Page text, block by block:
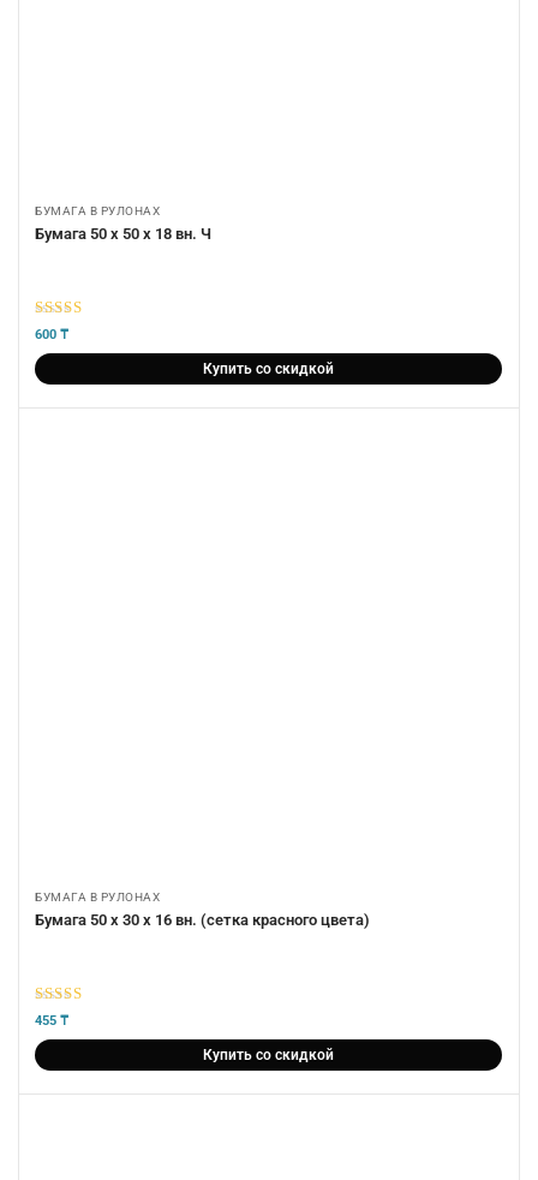
БУМАГА В РУЛОНАХ
Бумага 50 х 50 х 18 вн. Ч
5из 5
600 ₸
Купить со скидкой
БУМАГА В РУЛОНАХ
Бумага 50 х 30 х 16 вн. (сетка красного цвета)
5из 5
455 ₸
Купить со скидкой